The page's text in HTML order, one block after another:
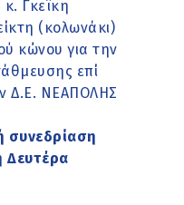
Γκεϊκη
(κολωνάκι)
κώνου για την
επί
Δ.Ε. ΝΕΑΠΟΛΗΣ
συνεδρίαση
Δευτέρα